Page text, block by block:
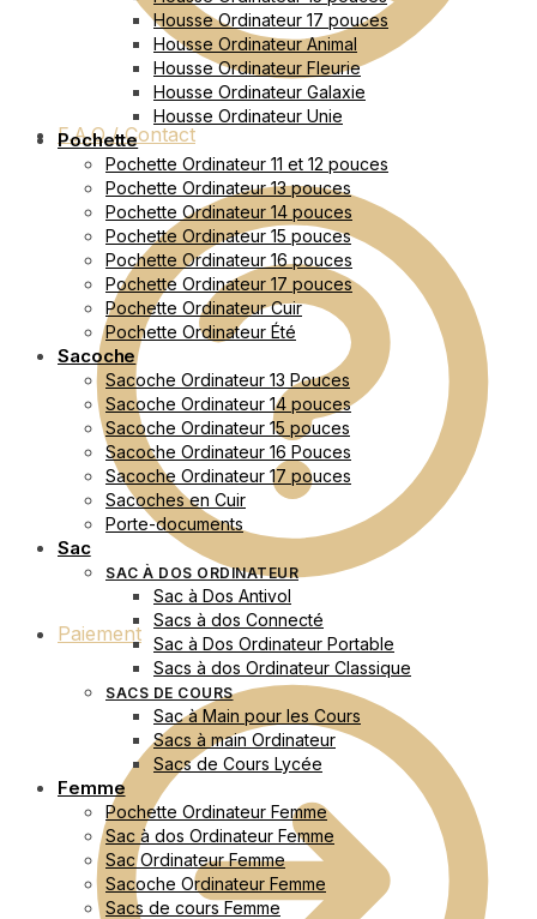
F.A.Q / Contact
Paiement
Housse Ordinateur 17 pouces
Housse Ordinateur Animal
Housse Ordinateur Fleurie
Housse Ordinateur Galaxie
Housse Ordinateur Unie
Pochette
Pochette Ordinateur 11 et 12 pouces
Pochette Ordinateur 13 pouces
Pochette Ordinateur 14 pouces
Pochette Ordinateur 15 pouces
Pochette Ordinateur 16 pouces
Pochette Ordinateur 17 pouces
Pochette Ordinateur Cuir
Pochette Ordinateur Été
Sacoche
Sacoche Ordinateur 13 Pouces
Sacoche Ordinateur 14 pouces
Sacoche Ordinateur 15 pouces
Sacoche Ordinateur 16 Pouces
Sacoche Ordinateur 17 pouces
Sacoches en Cuir
Porte-documents
Sac
SAC À DOS ORDINATEUR
Sac à Dos Antivol
Sacs à dos Connecté
Sac à Dos Ordinateur Portable
Sacs à dos Ordinateur Classique
SACS DE COURS
Sac à Main pour les Cours
Sacs à main Ordinateur
Sacs de Cours Lycée
Femme
Pochette Ordinateur Femme
Sac à dos Ordinateur Femme
Sac Ordinateur Femme
Sacoche Ordinateur Femme
Sacs de cours Femme